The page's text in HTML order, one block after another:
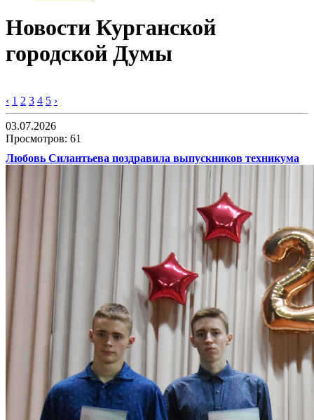
Новости Курганской
городской Думы
‹ 1 2 3 4 5 ›
03.07.2026
Просмотров: 61
Любовь Силантьева поздравила выпускников техникума